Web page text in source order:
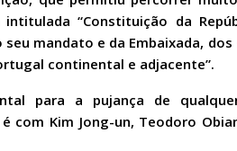
“Constituição da
mandato e da Embaixada, dos
continental e adjacente”.
para a pujança de
Kim Jong-un, Teodoro